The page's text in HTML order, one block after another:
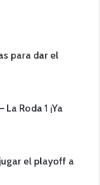
para dar el
Roda 1 ¡Ya
el playoff a